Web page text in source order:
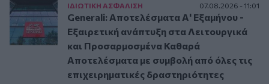
ΙΔΙΩΤΙΚΗ ΑΣΦAΛΙΣΗ 07.08.2026 - 11:01
Generali: Αποτελέσματα Α' Εξαμήνου -
Εξαιρετική ανάπτυξη στα Λειτουργικά
και Προσαρμοσμένα Καθαρά
Αποτελέσματα με συμβολή από όλες τις
επιχειρηματικές δραστηριότητες